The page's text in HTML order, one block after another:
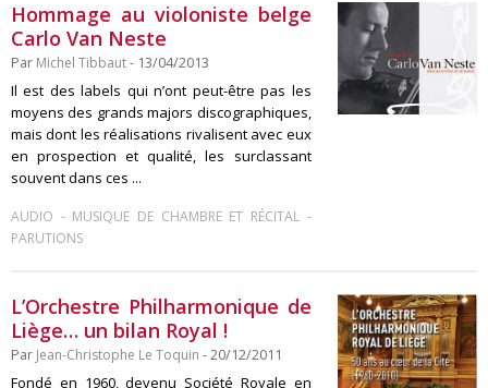
Hommage au violoniste belge
Carlo Van Neste
Par Michel Tibbaut- 13/04/2013
Il est des labels qui n’ont peut-être pas les
moyens des grands majors discographiques,
mais dont les réalisations rivalisent avec eux
en prospection et qualité, les surclassant
souvent dans ces ...
AUDIO - MUSIQUE DE CHAMBRE ET RÉCITAL-
PARUTIONS
L’Orchestre Philharmonique de
Liège… un bilan Royal !
Par Jean-Christophe Le Toquin - 20/12/2011
Fondé en 1960, devenu Société Royale en